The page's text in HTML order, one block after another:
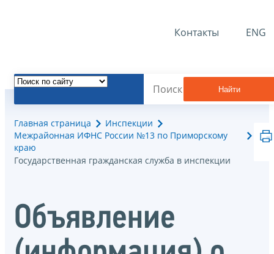
Контакты ENG
Найти
Главная страница
Инспекции
Межрайонная ИФНС России №13 по Приморскому
краю
Государственная гражданская служба в инспекции
Объявление